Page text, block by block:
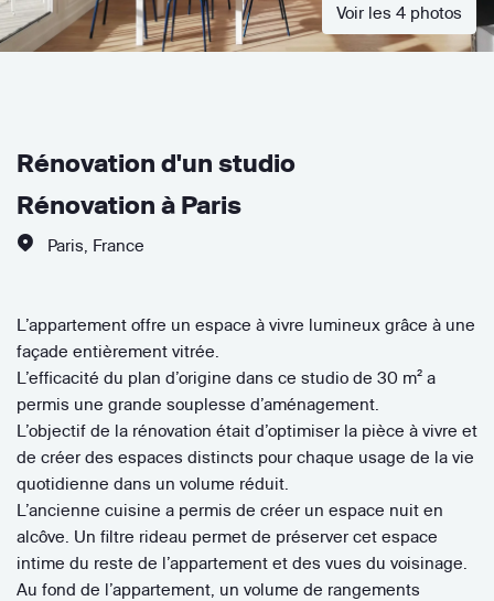
Voir les 4 photos
Rénovation d'un studio
Rénovation à Paris
Paris France
L’appartement offre un espace à vivre lumineux grâce à une
façade entièrement vitrée.
L’efficacité du plan d’origine dans ce studio de 30 m² a
permis une grande souplesse d’aménagement.
L’objectif de la rénovation était d’optimiser la pièce à vivre et
de créer des espaces distincts pour chaque usage de la vie
quotidienne dans un volume réduit.
L’ancienne cuisine a permis de créer un espace nuit en
alcôve. Un filtre rideau permet de préserver cet espace
intime du reste de l’appartement et des vues du voisinage.
Au fond de l’appartement, un volume de rangements